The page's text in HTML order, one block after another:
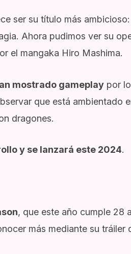
ser su título más ambicioso:
Ahora pudimos ver su
el mangaka Hiro Mashima.
mostrado gameplaypor lo
que está ambientado
dragones.
y se lanzará este 2024.
, que este año cumple 28
más mediante su tráiler